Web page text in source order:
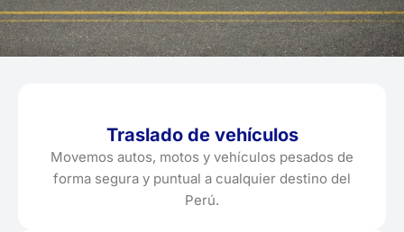
Traslado de vehículos
Movemos autos, motos y vehículos pesados de
forma segura y puntual a cualquier destino del
Perú.